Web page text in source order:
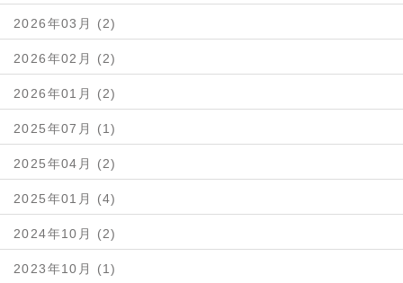
2026年03月 (2)
2026年02月 (2)
2026年01月 (2)
2025年07月 (1)
2025年04月 (2)
2025年01月 (4)
2024年10月 (2)
2023年10月 (1)